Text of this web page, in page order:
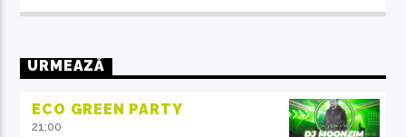
Aliquam semper faucibus odio id varius. Suspendisse
URMEAZĂ
ECO GREEN PARTY
21:00